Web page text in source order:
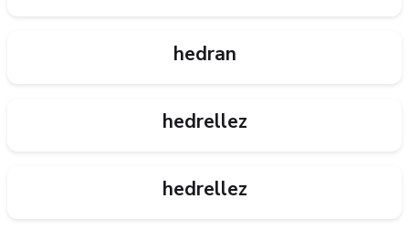
hedran
hedrellez
hedrellez